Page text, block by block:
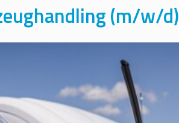
(m/w/d)